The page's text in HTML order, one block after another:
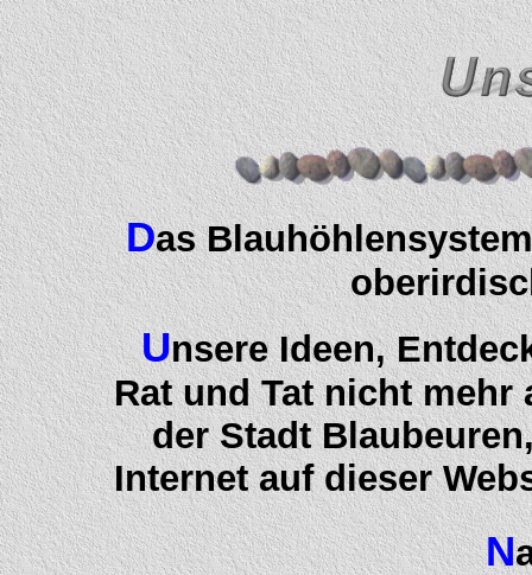
Das
Unsere Ideen,
Rat und Tat nicht
der Stadt
Internet auf dieser
N